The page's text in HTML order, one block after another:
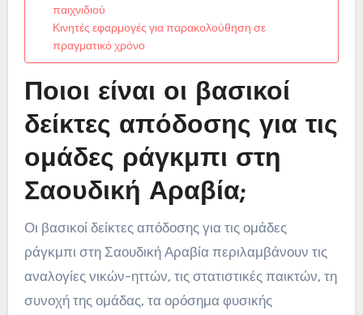
παιχνιδιού
Κινητές εφαρμογές για παρακολούθηση σε
πραγματικό χρόνο
Ποιοι είναι οι βασικοί
δείκτες απόδοσης για τις
ομάδες ράγκμπι στη
Σαουδική Αραβία;
Οι βασικοί δείκτες απόδοσης για τις ομάδες
ράγκμπι στη Σαουδική Αραβία περιλαμβάνουν τις
αναλογίες νικών-ηττών, τις στατιστικές παικτών, τη
συνοχή της ομάδας, τα ορόσημα φυσικής